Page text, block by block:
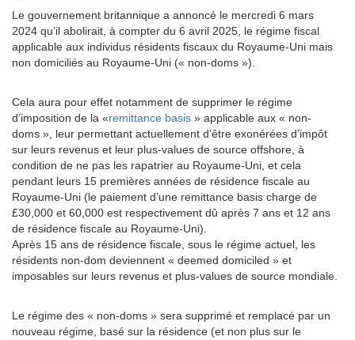
Le gouvernement britannique a annoncé le mercredi 6 mars
2024 qu’il abolirait, à compter du 6 avril 2025, le régime fiscal
applicable aux individus résidents fiscaux du Royaume-Uni mais
non domiciliés au Royaume-Uni (« non-doms »).
Cela aura pour effet notamment de supprimer le régime
d’imposition de la «remittance basis » applicable aux « non-
doms », leur permettant actuellement d’être exonérées d’impôt
sur leurs revenus et leur plus-values de source offshore, à
condition de ne pas les rapatrier au Royaume-Uni, et cela
pendant leurs 15 premières années de résidence fiscale au
Royaume-Uni (le paiement d’une remittance basis charge de
£30,000 et 60,000 est respectivement dû après 7 ans et 12 ans
de résidence fiscale au Royaume-Uni).
Après 15 ans de résidence fiscale, sous le régime actuel, les
résidents non-dom deviennent « deemed domiciled » et
imposables sur leurs revenus et plus-values de source mondiale.
Le régime des « non-doms » sera supprimé et remplacé par un
nouveau régime, basé sur la résidence (et non plus sur le